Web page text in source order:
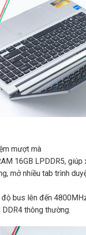
mượt mà
16GB LPDDR5, giúp
mở nhiều tab trình
bus lên đến
thông thường.